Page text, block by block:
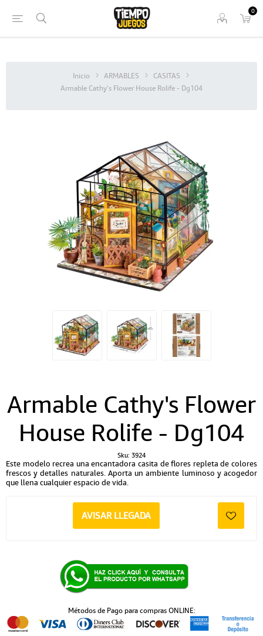
0
Inicio ARMABLES
CASITAS
Armable Cathy's Flower House Rolife - Dg104
Armable Cathy's Flower
House Rolife - Dg104
Sku: 3924
Este modelo recrea una encantadora casita de flores repleta de colores
frescos y detalles naturales. Aporta un ambiente luminoso y acogedor
que llena cualquier espacio de vida.
AVISAR LLEGADA
Métodos de Pago para compras ONLINE: